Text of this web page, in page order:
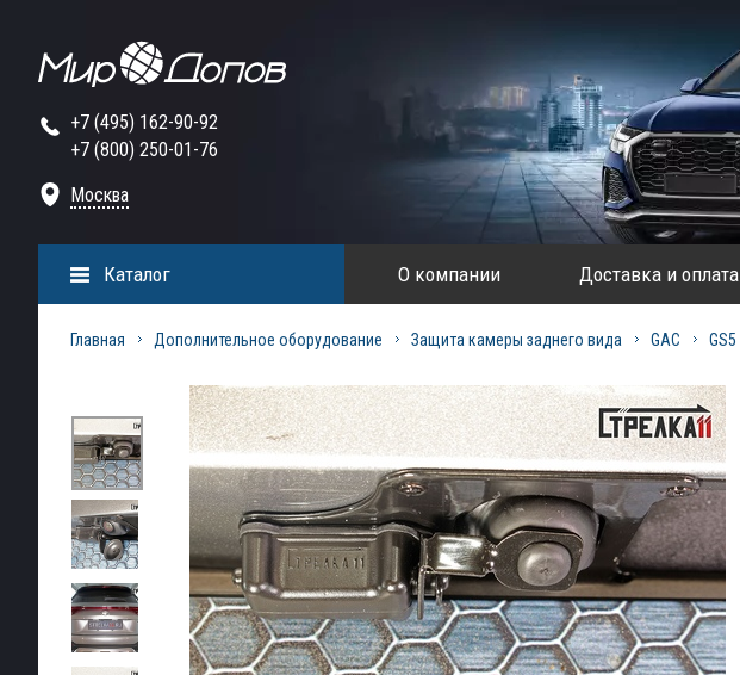
+7 (495) 162-90-92
+7 (800) 250-01-76
Москва
О компании Доставка и оплата
Каталог
Главная Дополнительное оборудование Защита камеры заднего вида GAC GS5